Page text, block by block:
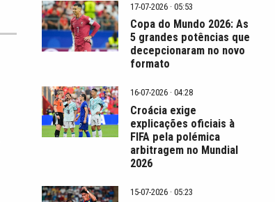
17-07-2026 · 05:53
Copa do Mundo 2026: As
5 grandes potências que
decepcionaram no novo
formato
16-07-2026 · 04:28
Croácia exige
explicações oficiais à
FIFA pela polémica
arbitragem no Mundial
2026
15-07-2026 · 05:23